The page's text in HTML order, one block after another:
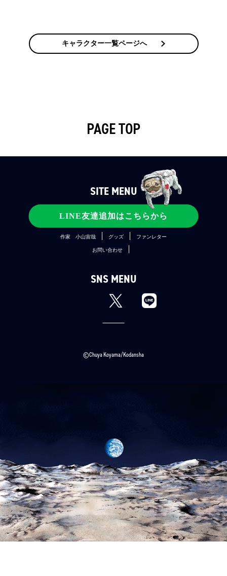
キャラクター一覧ページへ
PAGE TOP
LINE友達追加はこちらから
SITE MENU
メディア
作家 小山宙哉 グッズ ファンレター
お問い合わせ
SNS MENU
©Chuya Koyama/Kodansha